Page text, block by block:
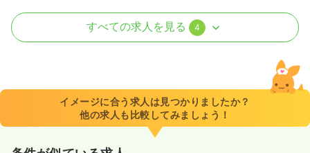
訪問看護 正看護師
8:30～17:30（休憩60分）
土日休み
オンコールあり 担当業務未経験可
ブランク可
すべての求人を見る 4
イメージに合う求人は見つかりましたか？
他の求人も比較してみましょう！